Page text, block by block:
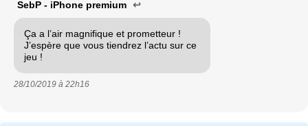
SebP - iPhone premium ↩
Ça a l’air magnifique et prometteur !
J’espère que vous tiendrez l’actu sur ce
jeu !
28/10/2019 à 22h16